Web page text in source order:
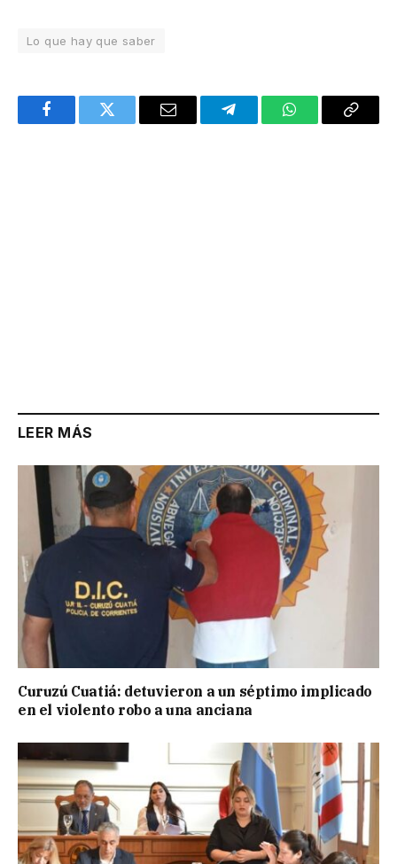
Lo que hay que saber
FacebookTwitter Email TelegramWhatsAppCopy
LEER MÁS
Curuzú Cuatiá: detuvieron a un séptimo implicado
en el violento robo a una anciana